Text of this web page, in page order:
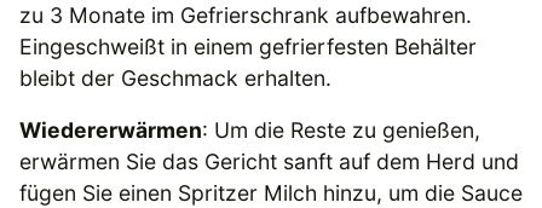
zu 3 Monate im Gefrierschrank aufbewahren.
Eingeschweißt in einem gefrierfesten Behälter
bleibt der Geschmack erhalten.
Wiedererwärmen: Um die Reste zu genießen,
erwärmen Sie das Gericht sanft auf dem Herd und
fügen Sie einen Spritzer Milch hinzu, um die Sauce